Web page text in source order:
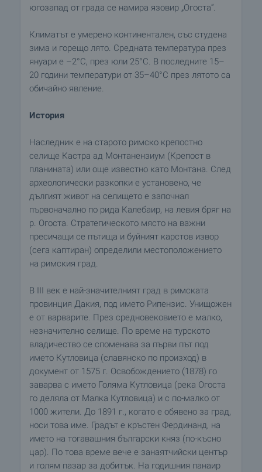
югозапад от града се намира язовир „Огоста“.
Климатът е умерено континентален, със студена
зима и горещо лято. Средната температура през
януари е –2°C, през юли 25°C. В последните 15–
20 години температури от 35–40°C през лятото са
обичайно явление.
История
Наследник е на старото римско крепостно
селище Кастра ад Монтанензиум (Крепост в
планината) или още известно като Монтана. След
археологически разкопки е установено, че
дългият живот на селището е започнал
първоначално по рида Калебаир, на левия бряг на
р. Огоста. Стратегическото място на важни
пресичащи се пътища и буйният карстов извор
(сега каптиран) определили местоположението
на римския град.
В III век е най-значителният град в римската
провинция Дакия, под името Рипензис. Унищожен
е от варварите. През средновековието е малко,
незначително селище. По време на турското
владичество се споменава за първи път под
името Кутловица (славянско по произход) в
документ от 1575 г. Освобождението (1878) го
заварва с името Голяма Кутловица (река Огоста
го деляла от Малка Кутловица) и с по-малко от
1000 жители. До 1891 г., когато е обявено за град,
носи това име. Градът е кръстен Фердинанд, на
името на тогавашния български княз (по-късно
цар). По това време вече е занаятчийски център
и голям пазар за добитък. На годишния панаир